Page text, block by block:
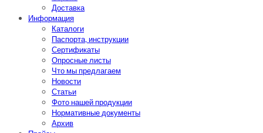
Доставка
Информация
Каталоги
Паспорта, инструкции
Сертификаты
Опросные листы
Что мы предлагаем
Новости
Статьи
Фото нашей продукции
Нормативные документы
Архив